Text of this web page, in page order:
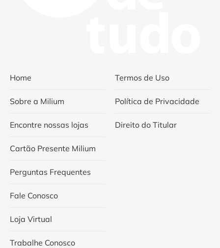
Home
Sobre a Milium
Encontre nossas lojas
Cartão Presente Milium
Perguntas Frequentes
Fale Conosco
Loja Virtual
Trabalhe Conosco
Termos de Uso
Política de Privacidade
Direito do Titular